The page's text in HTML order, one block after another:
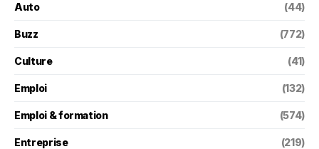
Auto (44)
Buzz (772)
Culture (41)
Emploi (132)
Emploi & formation (574)
Entreprise (219)